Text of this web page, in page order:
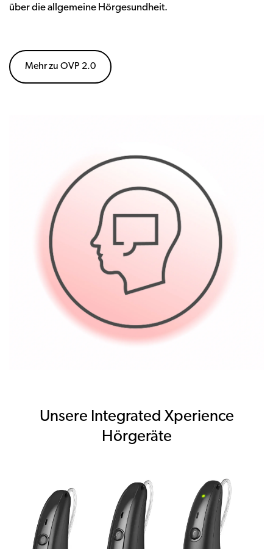
über die allgemeine Hörgesundheit.
Mehr zu OVP 2.0
Unsere Integrated Xperience
Hörgeräte